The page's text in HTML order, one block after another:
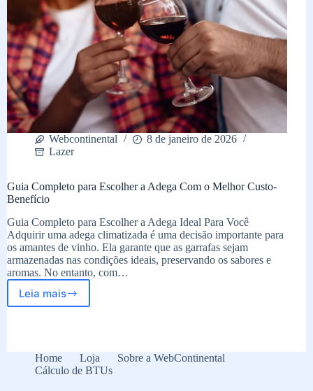
Webcontinental
8 de janeiro de 2026
Lazer
Guia Completo para Escolher a Adega Com o Melhor Custo-
Benefício
Guia Completo para Escolher a Adega Ideal Para Você
Adquirir uma adega climatizada é uma decisão importante para
os amantes de vinho. Ela garante que as garrafas sejam
armazenadas nas condições ideais, preservando os sabores e
aromas. No entanto, com…
Leia mais
Guia
Adega
Com
Home Loja
Sobre a WebContinental
Cálculo de BTUs